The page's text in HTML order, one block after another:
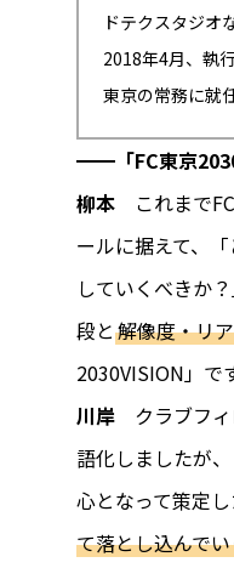
ドテクスタジオ
2018年4月、執
東京の常務に就任
━━「FC東京
柳本 これまで
ールに据えて、
していくべきか
段と 解像度・リ
2030VISION」で
川岸 クラブフ
語化しましたが
心となって策定
て落とし込んで